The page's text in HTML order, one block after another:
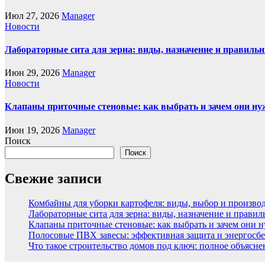
Июл 27, 2026 Manager
Новости
Лабораторные сита для зерна: виды, назначение и
Июн 29, 2026 Manager
Новости
Клапаны приточные стеновые: как выбрать и зачем они
Июн 19, 2026 Manager
Поиск
Поиск
Свежие записи
Комбайны для уборки картофеля: виды, выбор и
Лабораторные сита для зерна: виды, назначение и
Клапаны приточные стеновые: как выбрать и зачем они
Полосовые ПВХ завесы: эффективная защита и
Что такое строительство домов под ключ: полное